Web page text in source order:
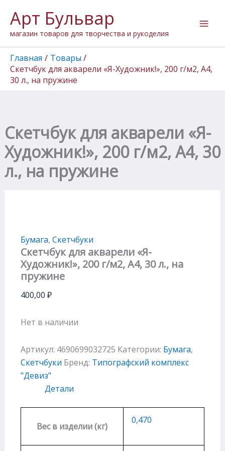
содержимому
Арт Бульвар
магазин товаров для творчества и рукоделия
Главная
Товары
Скетчбук для акварели «Я-Художник!», 200 г/м2, А4,
30 л., на пружине
Скетчбук для акварели «Я-
Художник!», 200 г/м2, А4, 30
л., на пружине
Бумага, Скетчбуки
Скетчбук для акварели «Я-
Художник!», 200 г/м2, А4, 30 л., на
пружине
400,00 ₽
Нет в наличии
Артикул: 4690699032725 Категории: Бумага,
Скетчбуки Бренд: Типографский комплекс
"Девиз"
Детали
Вес в изделии (кг)
0,470